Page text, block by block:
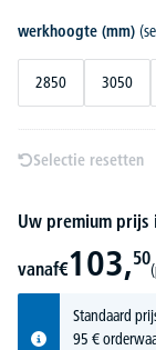
werkhoogte (mm)
2850 3050
Selectie resetten
Uw premium prijs
vanaf€103,50
Standaard
95 €